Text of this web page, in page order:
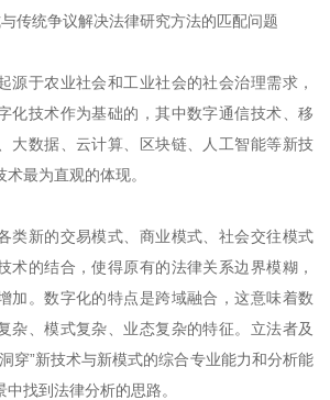
与传统争议解决法律研究方法的匹配问题
源于农业社会和工业社会的社会治理需求，
化技术作为基础的，其中数字通信技术、移
大数据、云计算、区块链、人工智能等新技
最为直观的体现。
类新的交易模式、商业模式、社会交往模式
术的结合，使得原有的法律关系边界模糊，
加。数字化的特点是跨域融合，这意味着数
杂、模式复杂、业态复杂的特征。立法者及
穿”新技术与新模式的综合专业能力和分析能
找到法律分析的思路。